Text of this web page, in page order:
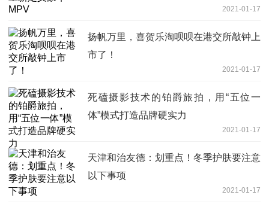
2021-01-17
扬帆万里，喜贺乐淘呗呗在港交所敲钟上
市了！
2021-01-17
死磕摄影技术的铂爵旅拍，用“五位一
体”模式打造品牌硬实力
2021-01-17
天津和治友德：划重点！冬季护肤要注意
以下事项
2021-01-17